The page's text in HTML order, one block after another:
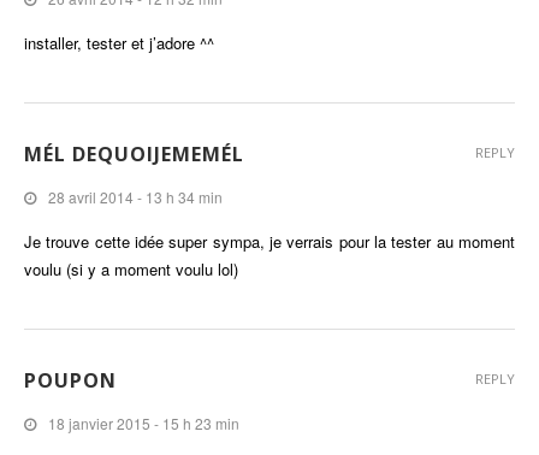
installer, tester et j’adore ^^
MÉL DEQUOIJEMEMÉL
28 avril 2014 - 13 h 34 min
Je trouve cette idée super sympa, je verrais pour la tester au moment
voulu (si y a moment voulu lol)
REPLY
POUPON
18 janvier 2015 - 15 h 23 min
REPLY